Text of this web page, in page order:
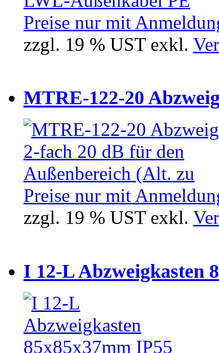
Preise nur mit
zzgl. 19 % UST exkl.
MTRE-122-20
Preise nur mit
zzgl. 19 % UST exkl.
I 12-L Abzweigkasten